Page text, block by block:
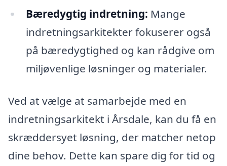
Bæredygtig indretning: Mange
indretningsarkitekter fokuserer også
på bæredygtighed og kan rådgive om
miljøvenlige løsninger og materialer.
Ved at vælge at samarbejde med en
indretningsarkitekt i Årsdale, kan du få en
skræddersyet løsning, der matcher netop
dine behov. Dette kan spare dig for tid og